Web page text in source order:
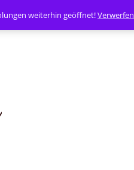
weiterhin geöffnet!Verwerfen